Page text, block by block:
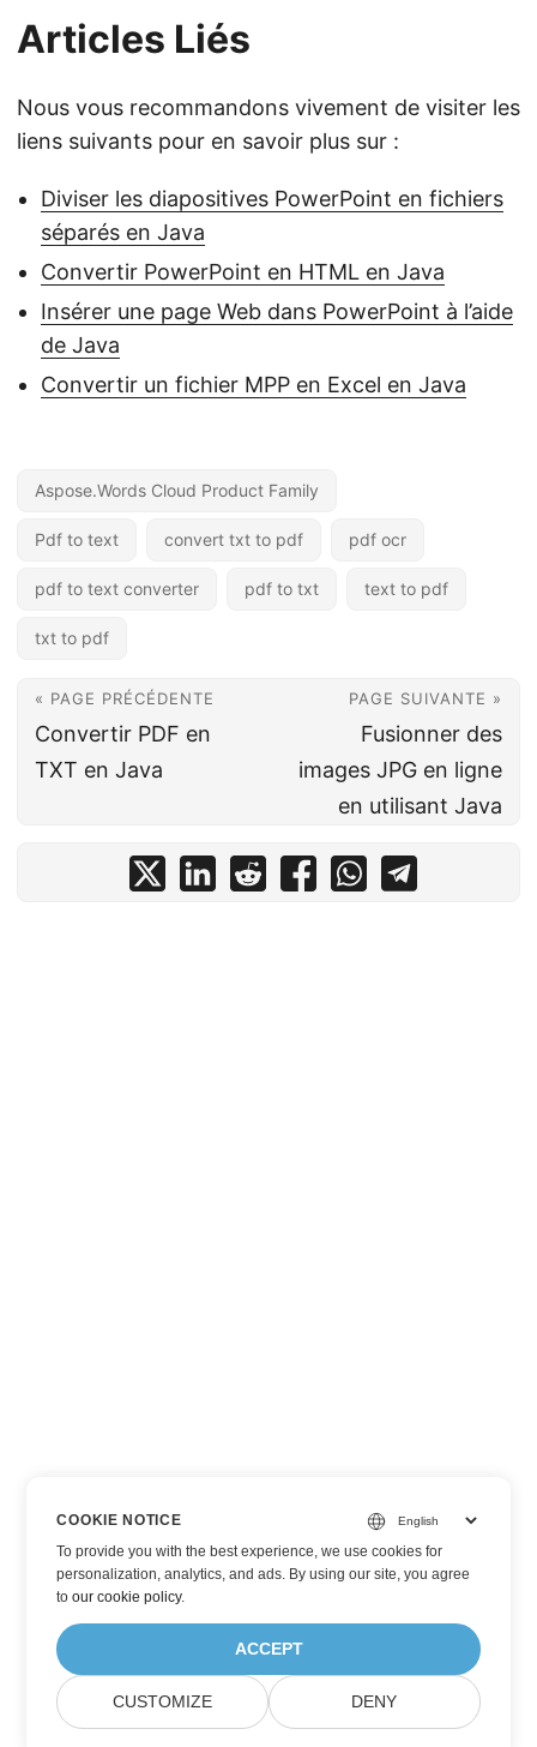
Articles Liés
Nous vous recommandons vivement de visiter les
liens suivants pour en savoir plus sur :
Diviser les diapositives PowerPoint en fichiers
séparés en Java
Convertir PowerPoint en HTML en Java
Insérer une page Web dans PowerPoint à l’aide
de Java
Convertir un fichier MPP en Excel en Java
Aspose.Words Cloud Product Family
Pdf to text convert txt to pdf pdf ocr
pdf to text converter pdf to txt text to pdf
txt to pdf
« PAGE PRÉCÉDENTE
Convertir PDF en
TXT en Java
PAGE SUIVANTE »
Fusionner des
images JPG en ligne
en utilisant Java
COOKIE NOTICE
To provide you with the best experience, we use cookies for
personalization, analytics, and ads. By using our site, you agree
toour cookie policy.
ACCEPT
CUSTOMIZE DENY